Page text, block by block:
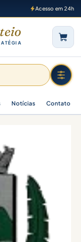
Acesso em 24h
Notícias Contato